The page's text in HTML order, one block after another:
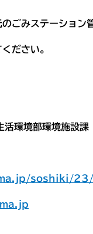
ごみステーション
ださい。
境部環境施設課
soshiki/23/